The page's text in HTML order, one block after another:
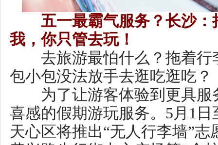
各个行李卸货站每日开放时间